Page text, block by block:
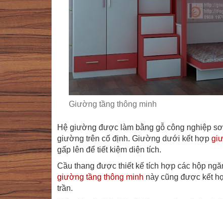
Giường tầng thông minh
Hệ giường được làm bằng gỗ công nghiệp
giường trên cố định. Giường dưới kết hợp
gấp lên để tiết kiệm diện tích.
Cầu thang được thiết kế tích hợp các hộp
giường tầng thông minh này cũng được kết
trần.